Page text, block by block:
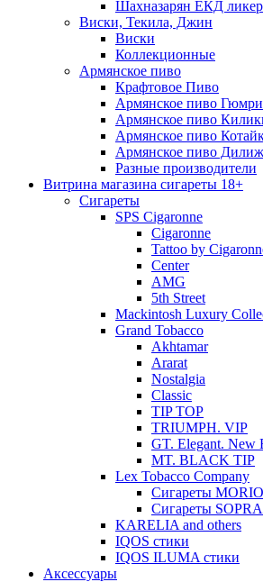
Шахназарян ЕКД
Виски, Текила, Джин
Виски
Коллекционные
Армянское пиво
Крафтовое Пиво
Армянское пиво Гюмри
Армянское пиво
Армянское пиво
Армянское пиво
Разные производители
Витрина магазина сигареты 18+
Cигареты
SPS Cigaronne
Сigaronne
Tattoo by
Center
AMG
5th Street
Mackintosh Luxury
Grand Tobacco
Akhtamar
Ararat
Nostalgia
Classic
TIP TOP
TRIUMPH. VIP
GT. Elegant. New
MT. BLACK TIP
Lex Tobacco Company
Сигареты
Сигареты
KARELIA and others
IQOS стики
IQOS ILUMA стики
Аксессуары